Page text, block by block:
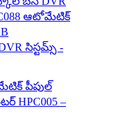
సిస్టమ్స్ -